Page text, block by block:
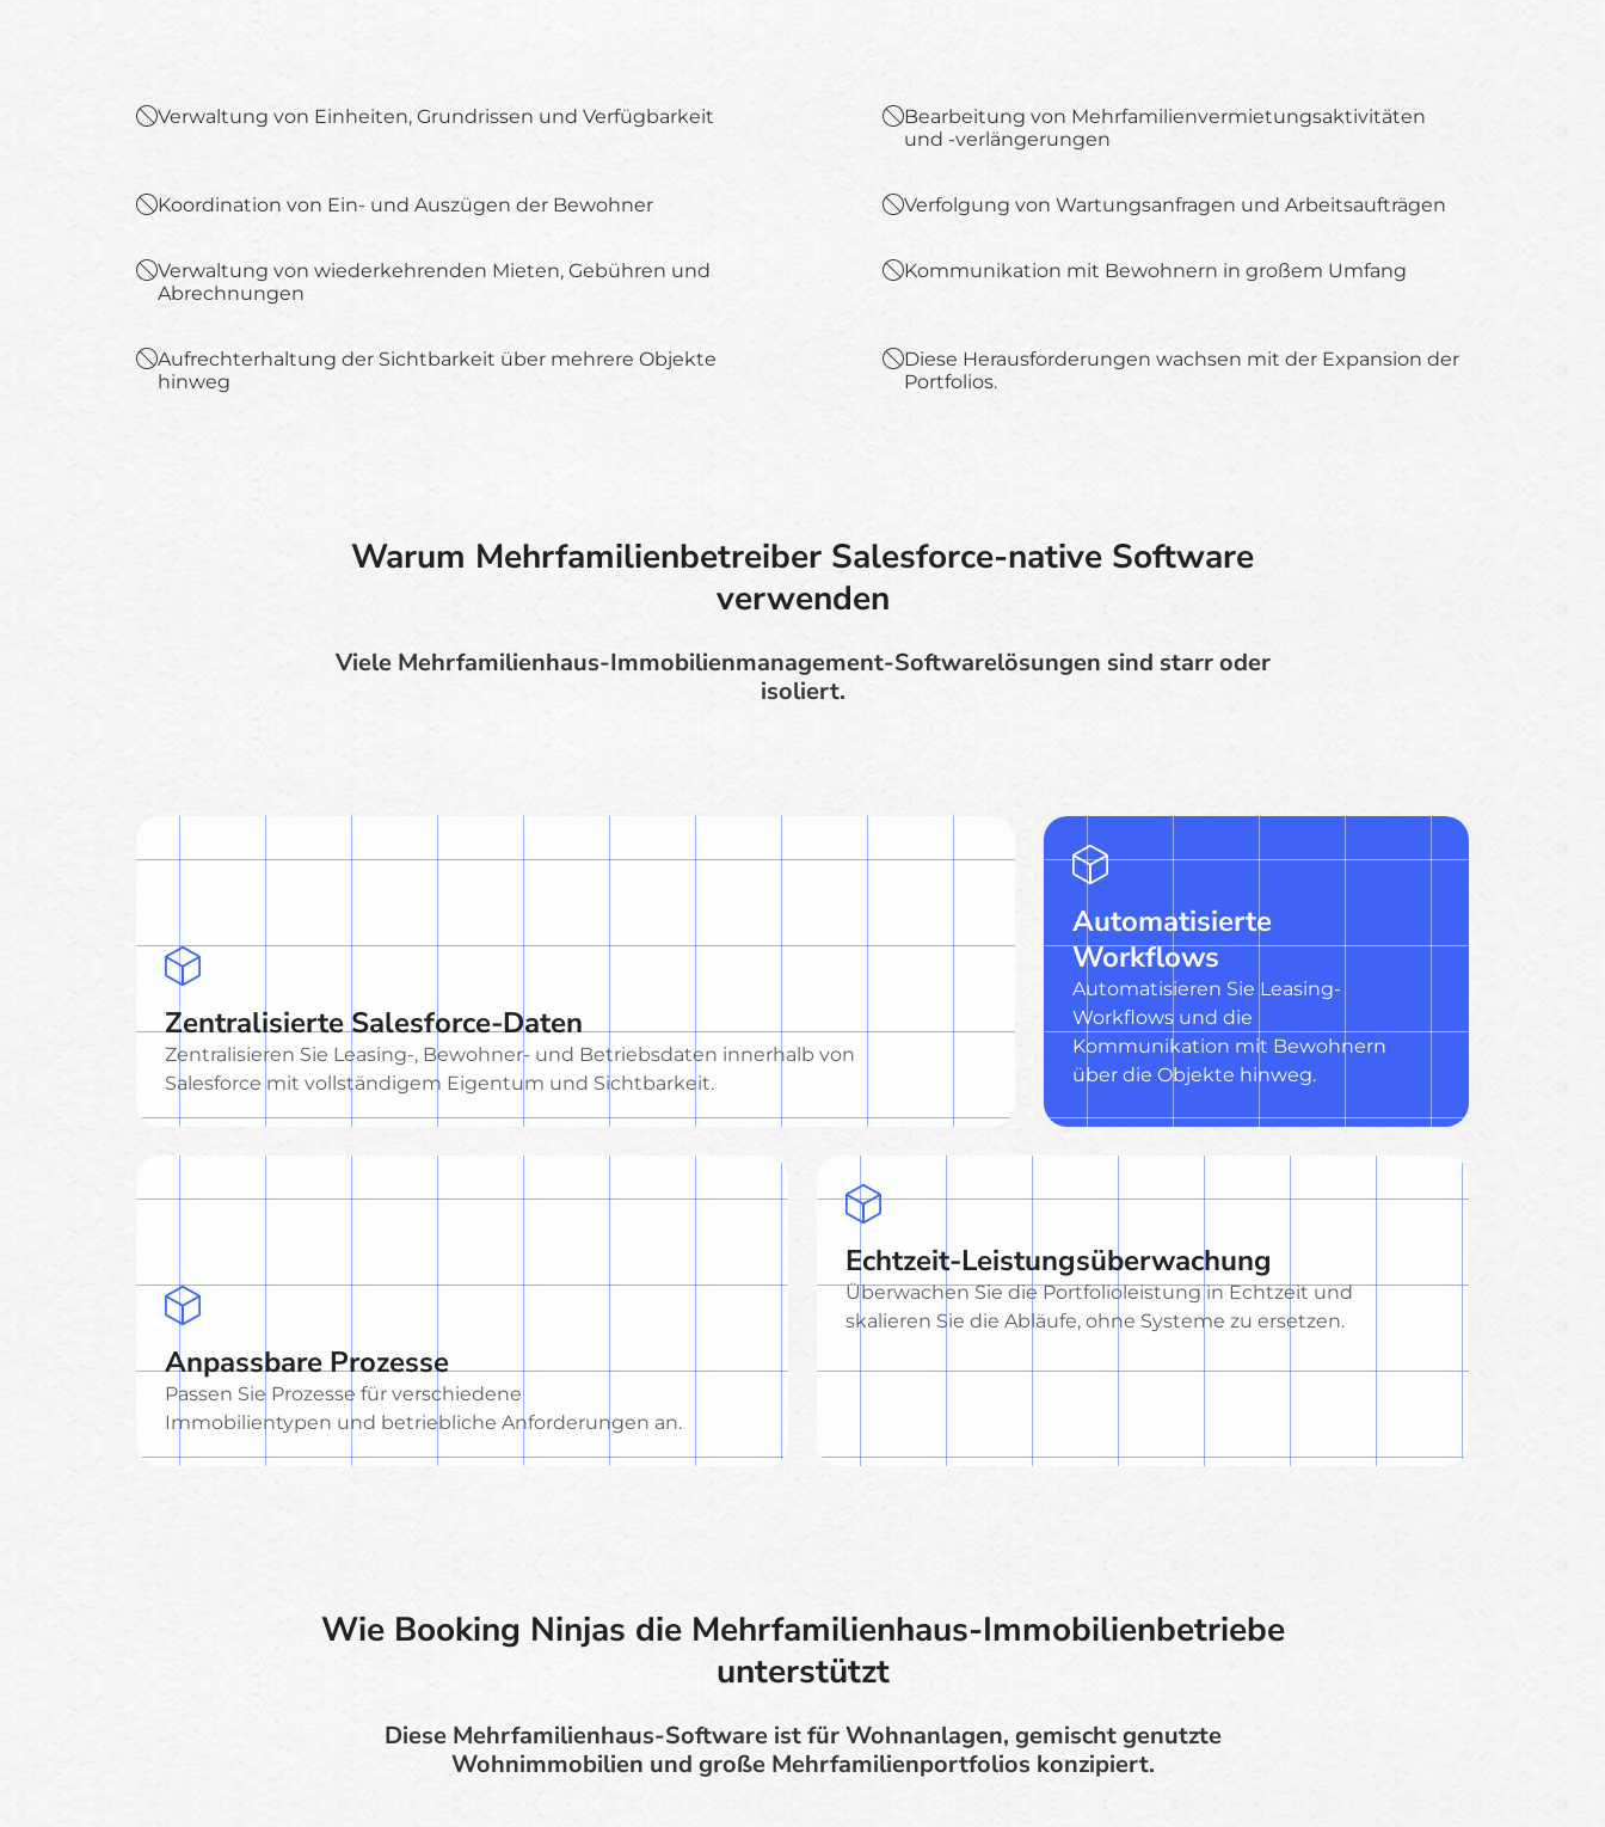
Verwaltung von Einheiten, Grundrissen und Verfügbarkeit
Bearbeitung von Mehrfamilienvermietungsaktivitäten
und -verlängerungen
Koordination von Ein- und Auszügen der Bewohner Verfolgung von Wartungsanfragen und Arbeitsaufträgen
Verwaltung von wiederkehrenden Mieten, Gebühren und
Abrechnungen
Kommunikation mit Bewohnern in großem Umfang
Aufrechterhaltung der Sichtbarkeit über mehrere Objekte
hinweg
Diese Herausforderungen wachsen mit der Expansion der
Portfolios.
Warum Mehrfamilienbetreiber Salesforce-native Software
verwenden
Viele Mehrfamilienhaus-Immobilienmanagement-Softwarelösungen sind starr oder
isoliert.
Zentralisierte Salesforce-Daten
Zentralisieren Sie Leasing-, Bewohner- und Betriebsdaten innerhalb von
Salesforce mit vollständigem Eigentum und Sichtbarkeit.
Automatisierte
Workflows
Automatisieren Sie Leasing-
Workflows und die
Kommunikation mit Bewohnern
über die Objekte hinweg.
Anpassbare Prozesse
Passen Sie Prozesse für verschiedene
Immobilientypen und betriebliche Anforderungen an.
Echtzeit-Leistungsüberwachung
Überwachen Sie die Portfolioleistung in Echtzeit und
skalieren Sie die Abläufe, ohne Systeme zu ersetzen.
Wie Booking Ninjas die Mehrfamilienhaus-Immobilienbetriebe
unterstützt
Diese Mehrfamilienhaus-Software ist für Wohnanlagen, gemischt genutzte
Wohnimmobilien und große Mehrfamilienportfolios konzipiert.